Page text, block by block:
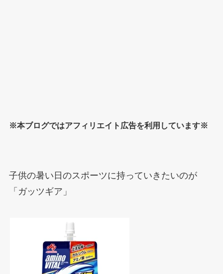
※本ブログではアフィリエイト広告を利用しています※
子供の暑い日のスポーツに持っていきたいのが
「ガッツギア」